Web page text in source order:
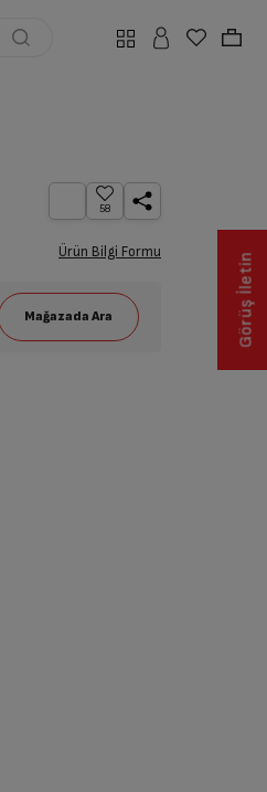
58
Ürün Bilgi Formu Görüş İletin